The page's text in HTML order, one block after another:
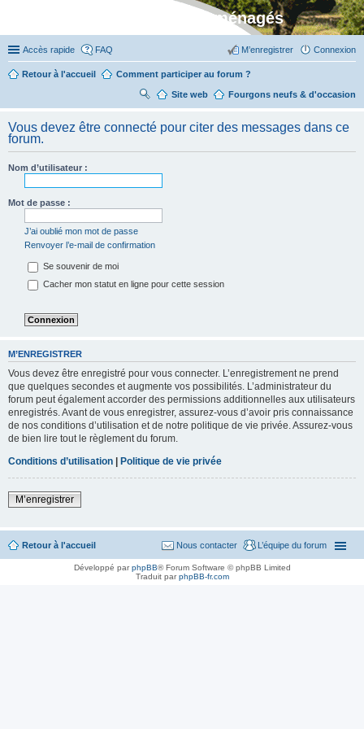
Stylevan - Vans aménagés
Accès rapide FAQ Connexion
M’enregistrer
Retour à l'accueil Comment participer au forum ?
Fourgons neufs & d'occasion
Site web
R
her
ch
er
Vous devez être connecté pour citer des messages dans ce
forum.
Nom d’utilisateur :
Mot de passe :
J’ai oublié mon mot de passe
Renvoyer l’e-mail de confirmation
Se souvenir de moi
Cacher mon statut en ligne pour cette session
M’ENREGISTRER
Vous devez être enregistré pour vous connecter. L’enregistrement ne prend
que quelques secondes et augmente vos possibilités. L’administrateur du
forum peut également accorder des permissions additionnelles aux utilisateurs
enregistrés. Avant de vous enregistrer, assurez-vous d’avoir pris connaissance
de nos conditions d’utilisation et de notre politique de vie privée. Assurez-vous
de bien lire tout le règlement du forum.
Conditions d’utilisation | Politique de vie privée
M’enregistrer
Retour à l'accueil L’équipe du forum
Nous contacter
Développé parphpBB® Forum Software © phpBB Limited
Traduit parphpBB-fr.com